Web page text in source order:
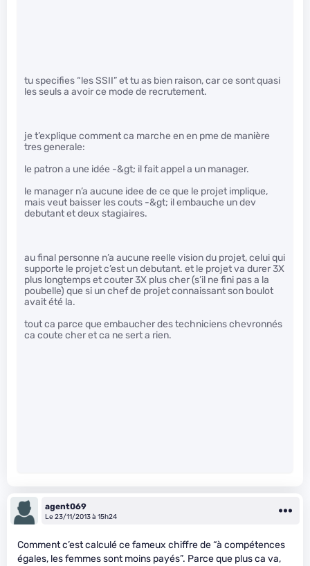
tu specifies “les SSII” et tu as bien raison, car ce sont quasi
les seuls a avoir ce mode de recrutement.
je t’explique comment ca marche en en pme de manière
tres generale:
le patron a une idée -&gt; il fait appel a un manager.
le manager n’a aucune idee de ce que le projet implique,
mais veut baisser les couts -&gt; il embauche un dev
debutant et deux stagiaires.
au final personne n’a aucune reelle vision du projet, celui qui
supporte le projet c’est un debutant. et le projet va durer 3X
plus longtemps et couter 3X plus cher (s’il ne fini pas a la
poubelle) que si un chef de projet connaissant son boulot
avait été la.
tout ca parce que embaucher des techniciens chevronnés
ca coute cher et ca ne sert a rien.
agent069
Le 23/11/2013 à 15h24
Comment c’est calculé ce fameux chiffre de “à compétences
égales, les femmes sont moins payés”. Parce que plus ca va,